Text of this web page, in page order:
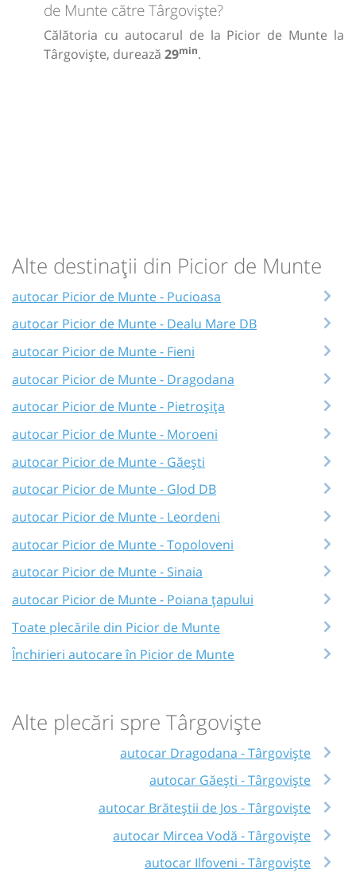
de Munte către Târgoviște?
Călătoria cu autocarul de la Picior de Munte la
Târgoviște, durează 29min.
Alte destinații din Picior de Munte
autocar Picior de Munte - Pucioasa
autocar Picior de Munte - Dealu Mare DB
autocar Picior de Munte - Fieni
autocar Picior de Munte - Dragodana
autocar Picior de Munte - Pietroșița
autocar Picior de Munte - Moroeni
autocar Picior de Munte - Găești
autocar Picior de Munte - Glod DB
autocar Picior de Munte - Leordeni
autocar Picior de Munte - Topoloveni
autocar Picior de Munte - Sinaia
autocar Picior de Munte - Poiana țapului
Toate plecările din Picior de Munte
Închirieri autocare în Picior de Munte
Alte plecări spre Târgoviște
autocar Dragodana - Târgoviște
autocar Găești - Târgoviște
autocar Brăteștii de Jos - Târgoviște
autocar Mircea Vodă - Târgoviște
autocar Ilfoveni - Târgoviște